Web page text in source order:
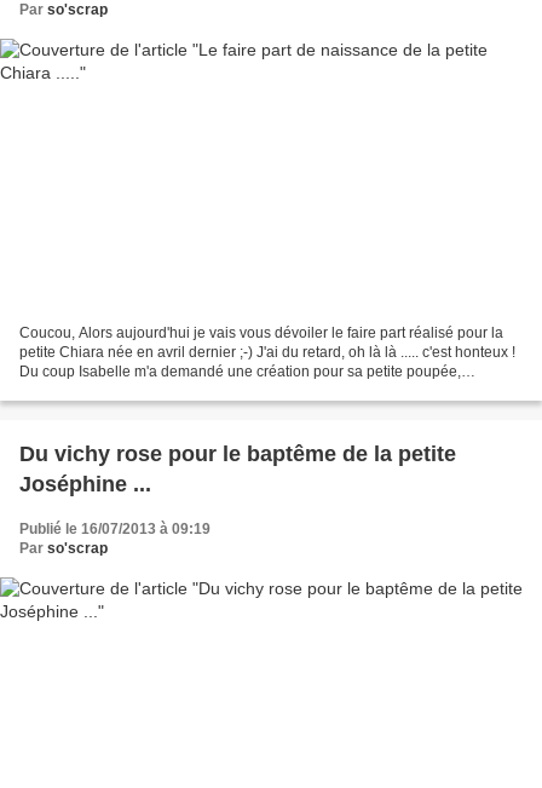
Par so'scrap
Coucou, Alors aujourd'hui je vais vous dévoiler le faire part réalisé pour la
petite Chiara née en avril dernier ;-) J'ai du retard, oh là là ..... c'est honteux !
Du coup Isabelle m'a demandé une création pour sa petite poupée,
Du vichy rose pour le baptême de la petite
Joséphine ...
Publié le 16/07/2013 à 09:19
Par so'scrap